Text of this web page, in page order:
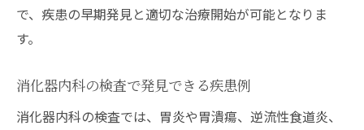
で、疾患の早期発見と適切な治療開始が可能となりま
す。
消化器内科の検査で発見できる疾患例
消化器内科の検査では、胃炎や胃潰瘍、逆流性食道炎、